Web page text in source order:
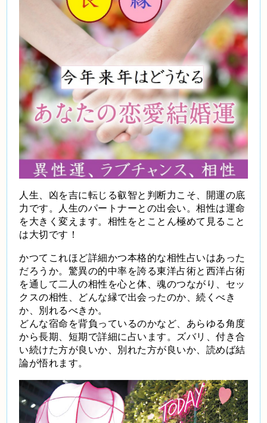
人生、凶を吉に転じる叡智と判断力こそ、開運の底
力です。人生のパートナーとの出会い。相性は運命
を大きく変えます。相性をとことん極めて見ること
は大切です！
かつてこれほど詳細かつ本格的な相性占いはあった
だろうか。驚異の的中率を誇る東洋占術と西洋占術
を通して二人の相性を心と体、魂のつながり、セッ
クスの相性、どんな縁で出会ったのか、続くべき
か、別れるべきか。
どんな宿命を背負っているのかなど、あらゆる角度
から長期、短期で詳細に占います。ズバリ、付き合
い続けた方が良いか、別れた方が良いか、読めば結
論が悟れます。